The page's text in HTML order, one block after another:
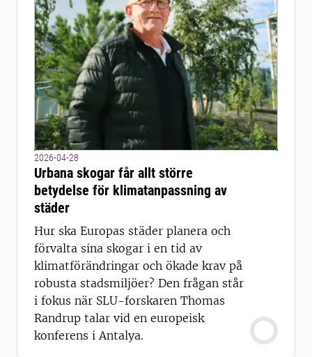
2026-04-28
Urbana skogar får allt större
betydelse för klimatanpassning av
städer
Hur ska Europas städer planera och
förvalta sina skogar i en tid av
klimatförändringar och ökade krav på
robusta stadsmiljöer? Den frågan står
i fokus när SLU-forskaren Thomas
Randrup talar vid en europeisk
konferens i Antalya.